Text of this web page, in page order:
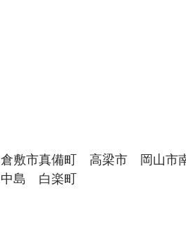
倉敷市真備町　高梁市　岡山
中島　白楽町